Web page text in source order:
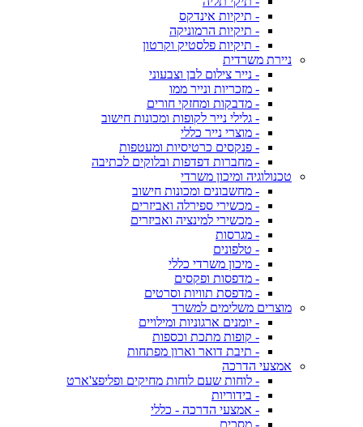
- תיקיות אינדקס
- תיקיות הרמוניקה
- תיקיות פלסטיק וקרטון
ניירת משרדית
- נייר צילום לבן וצבעוני
- מזכריות ונייר ממו
- מדבקות ומחזקי חורים
- גלילי נייר לקופות ומכונות חישוב
- מוצרי נייר כללי
- פנקסים כרטיסיות ומעטפות
- מחברות דפדפות ובלוקים לכתיבה
טכנולוגיה ומיכון משרדי
- מחשבונים ומכונות חישוב
- מכשירי ספירלה ואביזרים
- מכשירי למינציה ואביזרים
- מגרסות
- טלפונים
- מיכון משרדי כללי
- מדפסות ופקסים
- מדפסת תוויות וסרטים
מוצרים משלימים למשרד
- יומנים ארגוניות ומילויים
- קופות מתכת וכספות
- תיבת דואר וארון מפתחות
אמצעי הדרכה
- לוחות שעם לוחות מחיקים ופליפצ'ארט
- בידוריות
- אמצעי הדרכה - כללי
- מסכים